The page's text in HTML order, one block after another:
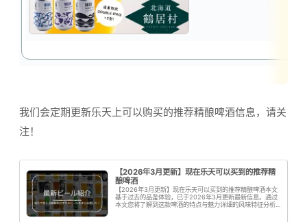
我们会定期更新乐天上可以购买的推荐精酿啤酒信息，请关
注！
【2026年3月更新】现在乐天可以买到的推荐精
酿啤酒
【2026年3月更新】现在乐天可以买到的推荐精酿啤酒本文
基于过去的品鉴体验，已于2026年3月更新最新信息。通过
本文您将了解到这款啤酒的特点与魅力详细的风味特征分析